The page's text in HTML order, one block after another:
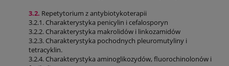
3.2. Repetytorium z antybiotykoterapii
3.2.1. Charakterystyka penicylin i cefalosporyn
3.2.2. Charakterystyka makrolidów i linkozamidów
3.2.3. Charakterystyka pochodnych pleuromutyliny i
tetracyklin.
3.2.4. Charakterystyka aminoglikozydów, fluorochinolonów i